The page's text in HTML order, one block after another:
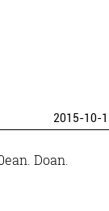
2015-10-
Doan.